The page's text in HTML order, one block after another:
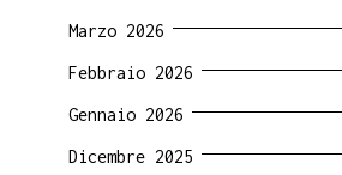
Marzo 2026
Febbraio 2026
Gennaio 2026
Dicembre 2025